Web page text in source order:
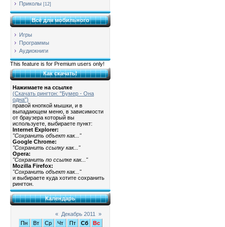
Приколы [12]
Всё для мобильного
Игры
Программы
Аудиокниги
This feature is for Premium users only!
Как скачать!
Нажимаете на ссылке
(Скачать рингтон: "Бумер - Она
одна")
правой кнопкой мышки, и в
выпадающем меню, в зависимости
от браузера который вы
используете, выбираете пункт:
Internet Explorer:
"Сохранить объект как..."
Google Chrome:
"Сохранить ссылку как..."
Opera:
"Сохранить по ссылке как..."
Mozilla Firefox:
"Сохранить объект как..."
и выбираете куда хотите сохранить
рингтон.
Календарь
« Декабрь 2011
»
Пн
Вт Ср Чт Пт Сб
Вс